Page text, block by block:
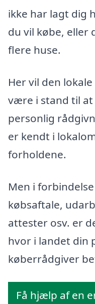
ikke har lagt dig
du vil købe, eller
flere huse.
Her vil den
være i stand til at
personlig
er kendt i
forholdene.
Men i
købsaftale,
attester osv. er
hvor i landet din
køberrådgiver
Få hjælp af en